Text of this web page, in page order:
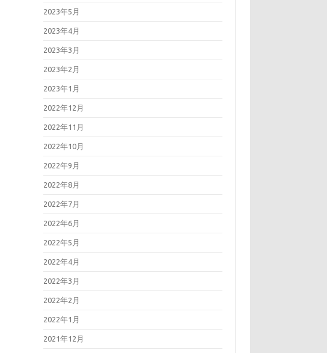
2023年5月
2023年4月
2023年3月
2023年2月
2023年1月
2022年12月
2022年11月
2022年10月
2022年9月
2022年8月
2022年7月
2022年6月
2022年5月
2022年4月
2022年3月
2022年2月
2022年1月
2021年12月